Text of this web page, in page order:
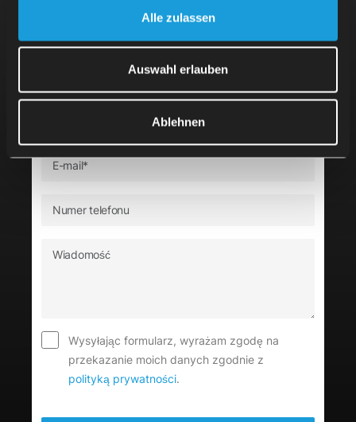
Alle zulassen
Auswahl erlauben
Ablehnen
info@mafu-sherpa.com
Wysyłając formularz, wyrażam zgodę na
przekazanie moich danych zgodnie z
polityką prywatności.